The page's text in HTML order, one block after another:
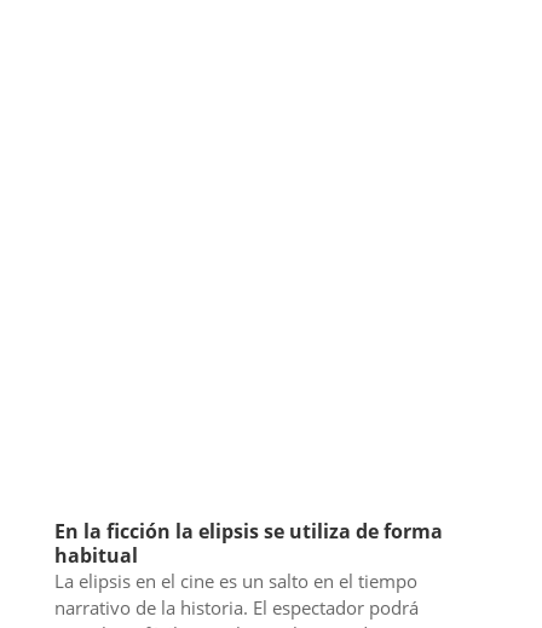
En la ficción la elipsis se utiliza de forma
habitual
La elipsis en el cine es un salto en el tiempo
narrativo de la historia. El espectador podrá